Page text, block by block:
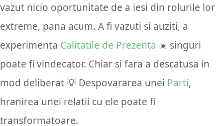
vazut nicio oportunitate de a iesi din rolurile lor
extreme, pana acum. A fi vazuti si auziti, a
experimenta Calitatile de Prezenta ☀️ singuri
poate fi vindecator. Chiar si fara a descatusa in
mod deliberat 💡 Despovararea unei Parti,
hranirea unei relatii cu ele poate fi
transformatoare.